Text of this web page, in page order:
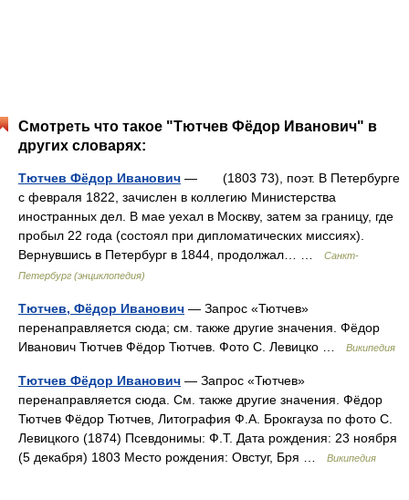
Смотреть что такое "Тютчев Фёдор Иванович" в
других словарях:
Тютчев Фёдор Иванович — (1803 73), поэт. В Петербурге
с февраля 1822, зачислен в коллегию Министерства
иностранных дел. В мае уехал в Москву, затем за границу, где
пробыл 22 года (состоял при дипломатических миссиях).
Вернувшись в Петербург в 1844, продолжал… …
Санкт-
Петербург (энциклопедия)
Тютчев, Фёдор Иванович — Запрос «Тютчев»
перенаправляется сюда; см. также другие значения. Фёдор
Иванович Тютчев Фёдор Тютчев. Фото С. Левицко …
Википедия
Тютчев Фёдор Иванович — Запрос «Тютчев»
перенаправляется сюда. Cм. также другие значения. Фёдор
Тютчев Фёдор Тютчев, Литография Ф.А. Брокгауза по фото С.
Левицкого (1874) Псевдонимы: Ф.Т. Дата рождения: 23 ноября
(5 декабря) 1803 Место рождения: Овстуг, Бря …
Википедия